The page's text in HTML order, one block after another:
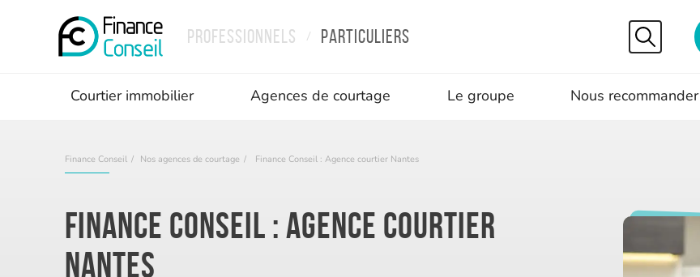
Professionnels / Particuliers
Courtier immobilier Agences de courtage Le groupe Nous recommander
Finance Conseil Nos agences de courtage Finance Conseil : Agence courtier Nantes
Finance Conseil : Agence courtier
Nantes